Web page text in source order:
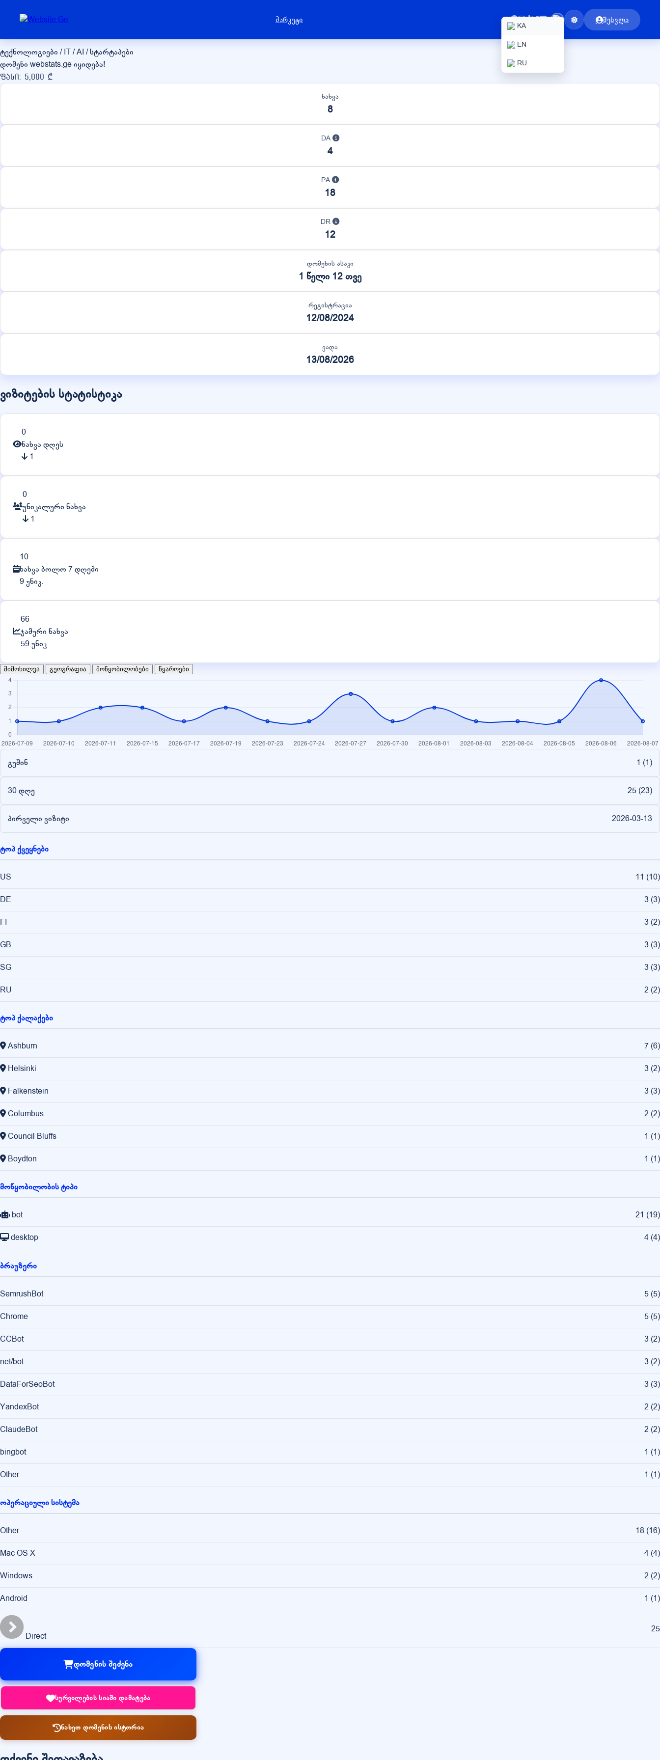
მარკეტი
KA
EN
RU
შესვლა
webstats.ge
ტექნოლოგიები / IT / AI / სტარტაპები
დომენი webstats.ge იყიდება!
ფასი: 5,000 ₾
ნახვა
8
DA
4
PA
18
DR
12
დომენის ასაკი
1 წელი 12 თვე
რეგისტრაცია
12/08/2024
ვადა
13/08/2026
ვიზიტების სტატისტიკა
0
ნახვა დღეს
1
0
უნიკალური ნახვა
1
10
ნახვა ბოლო 7 დღეში
9 უნიკ.
66
ჯამური ნახვა
59 უნიკ.
მიმოხილვა გეოგრაფია მოწყობილობები წყაროები
გუშინ 1 (1)
30 დღე 25 (23)
პირველი ვიზიტი 2026-03-13
ტოპ ქვეყნები
US 11 (10)
DE 3 (3)
FI 3 (2)
GB 3 (3)
SG 3 (3)
RU 2 (2)
ტოპ ქალაქები
Ashburn 7 (6)
Helsinki 3 (2)
Falkenstein 3 (3)
Columbus 2 (2)
Council Bluffs 1 (1)
Boydton 1 (1)
მოწყობილობის ტიპი
bot 21 (19)
desktop 4 (4)
ბრაუზერი
SemrushBot 5 (5)
Chrome 5 (5)
CCBot 3 (2)
net/bot 3 (2)
DataForSeoBot 3 (3)
YandexBot 2 (2)
ClaudeBot 2 (2)
bingbot 1 (1)
Other 1 (1)
ოპერაციული სისტემა
Other 18 (16)
Mac OS X 4 (4)
Windows 2 (2)
Android 1 (1)
Direct
25
დომენის შეძენა
სურვილების სიაში დამატება
ნახეთ დომენის ისტორია